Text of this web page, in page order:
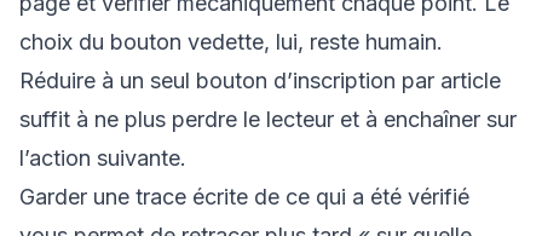
choix du bouton vedette, lui, reste humain.
Réduire à un seul bouton d’inscription par article
suffit à ne plus perdre le lecteur et à enchaîner sur
l’action suivante.
Garder une trace écrite de ce qui a été vérifié